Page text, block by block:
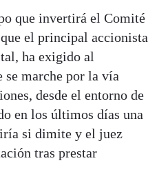
que invertirá el Comité
el principal accionista
ha exigido al
se marche por la vía
desde el entorno de
en los últimos días una
si dimite y el juez
tras prestar